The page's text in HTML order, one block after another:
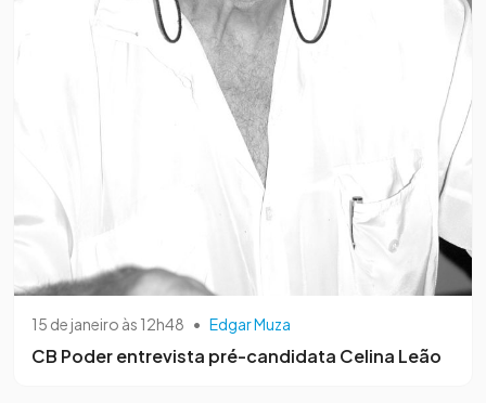
15 de janeiro às 12h48 • Edgar Muza
CB Poder entrevista pré-candidata Celina Leão